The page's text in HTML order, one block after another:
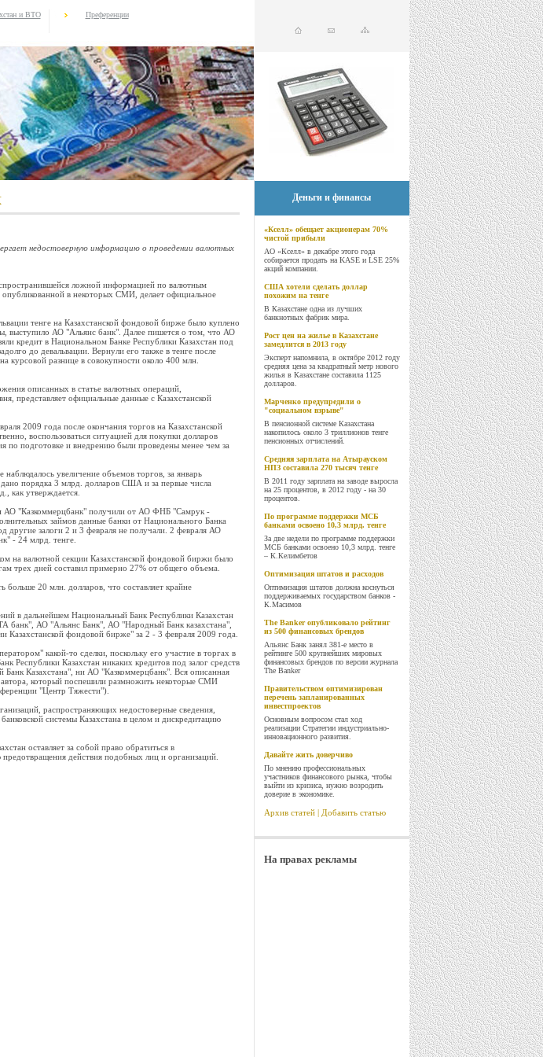
и ВТО Преференции
недостоверную информацию о проведении валютных
ложной информацией по валютным
в некоторых СМИ, делает официальное
тенге на Казахстанской фондовой бирже было куплено
выступило АО "Альянс банк". Далее пишется о том, что АО
кредит в Национальном Банке Республики Казахстан под
до девальвации. Вернули его также в тенге после
курсовой разнице в совокупности около 400 млн.
описанных в статье валютных операций,
представляет официальные данные с Казахстанской
2009 года после окончания торгов на Казахстанской
воспользоваться ситуацией для покупки долларов
подготовке и внедрению были проведены менее чем за
увеличение объемов торгов, за январь
порядка 3 млрд. долларов США и за первые числа
как утверждается.
АО "Казкоммерцбанк" получили от АО ФНБ "Самрук -
займов данные банки от Национального Банка
другие залоги 2 и 3 февраля не получали. 2 февраля АО
- 24 млрд. тенге.
на валютной секции Казахстанской фондовой биржи было
трех дней составил примерно 27% от общего объема.
больше 20 млн. долларов, что составляет крайне
в дальнейшем Национальный Банк Республики Казахстан
банк", АО "Альянс Банк", АО "Народный Банк казахстана",
фондовой бирже" за 2 - 3 февраля 2009 года.
какой-то сделки, поскольку его участие в торгах в
Республики Казахстан никаких кредитов под залог средств
Казахстана", ни АО "Казкоммерцбанк". Вся описанная
который поспешили размножить некоторые СМИ
"Центр Тяжести").
распространяющих недостоверные сведения,
системы Казахстана в целом и дискредитацию
оставляет за собой право обратиться в
действия подобных лиц и организаций.
Деньги и финансы
«Кселл» обещает акционерам 70%
чистой прибыли
АО «Кселл» в декабре этого года
собирается продать на KASE и LSE 25%
акций компании.
США хотели сделать доллар
похожим на тенге
В Казахстане одна из лучших
банкнотных фабрик мира.
Рост цен на жилье в Казахстане
замедлится в 2013 году
Эксперт напомнила, в октябре 2012 году
средняя цена за квадратный метр нового
жилья в Казахстане составила 1125
долларов.
Марченко предупредили о
"социальном взрыве"
В пенсионной системе Казахстана
накопилось около 3 триллионов тенге
пенсионных отчислений.
Средняя зарплата на Атырауском
НПЗ составила 270 тысяч тенге
В 2011 году зарплата на заводе выросла
на 25 процентов, в 2012 году - на 30
процентов.
По программе поддержки МСБ
банками освоено 10,3 млрд. тенге
За две недели по программе поддержки
МСБ банками освоено 10,3 млрд. тенге
– К.Келимбетов
Оптимизация штатов и расходов
Оптимизация штатов должна коснуться
поддерживаемых государством банков -
К.Масимов
The Banker опубликовало рейтинг
из 500 финансовых брендов
Альянс Банк занял 381-е место в
рейтинге 500 крупнейших мировых
финансовых брендов по версии журнала
The Banker
Правительством оптимизирован
перечень запланированных
инвестпроектов
Основным вопросом стал ход
реализации Стратегии индустриально-
инновационного развития.
Давайте жить доверчиво
По мнению профессиональных
участников финансового рынка, чтобы
выйти из кризиса, нужно возродить
доверие в экономике.
Архив статей| Добавить статью
На правах рекламы